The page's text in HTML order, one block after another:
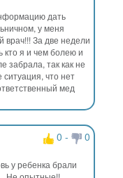
дать
у меня
врач!!! За две недели
кто я и чем болею и
забрала, так как не
что нет
мед
0 -
0
у ребенка брали